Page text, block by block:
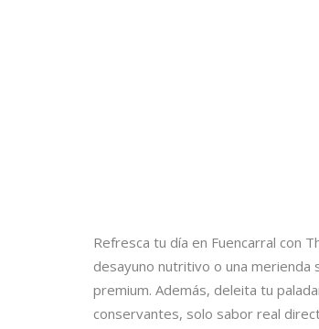
Refresca tu día en Fuencarral con
desayuno nutritivo o una merienda
premium. Además, deleita tu
conservantes, solo sabor real